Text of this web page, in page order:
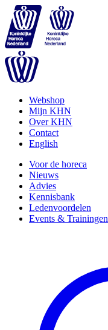
Webshop
Mijn KHN
Over KHN
Contact
English
Voor de horeca
Nieuws
Advies
Kennisbank
Ledenvoordelen
Events & Trainingen